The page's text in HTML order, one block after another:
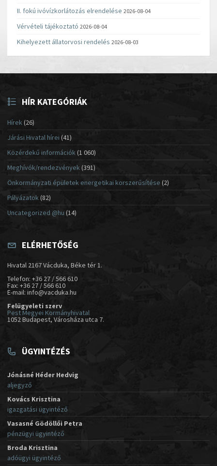
II. fokú ivóvízkorlátozás elrendelése 2026-08-04
Vérvételi tájékoztató 2026-08-04
Kihelyezett állatorvosi rendelés 2026-08-03
HÍR KATEGÓRIÁK
Hírek(26)
Járási Hivatal hírei (41)
Közérdekű információk(1 060)
Meghívók/rendezvények (391)
Önkormányzati épületek energetikai korszerűsítése (2)
Pályázatok (82)
Uncategorized @hu (14)
ELÉRHETŐSÉG
Hivatal 2167 Vácduka, Béke tér 1.
Telefon: +36 27 / 566 610
Fax: +36 27 / 566 610
E-mail: info@vacduka.hu
Felügyeleti szerv
Pest Megyei Kormányhivatal
1052 Budapest, Városháza utca 7.
ÜGYINTÉZÉS
Jónásné Héder Hedvig
aljegyző
Kovács Krisztina
igazgatási ügyintéző
Vasasné Gödöllői Petra
pénzügyi ügyintéző
Broda Krisztina
adóügyi ügyintéző